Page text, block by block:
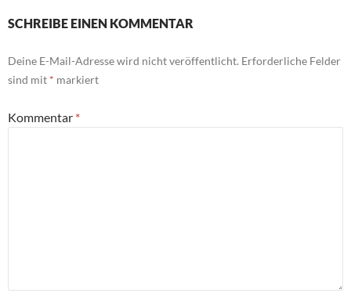
SCHREIBE EINEN KOMMENTAR
Deine E-Mail-Adresse wird nicht veröffentlicht. Erforderliche Felder
sind mit * markiert
Kommentar *